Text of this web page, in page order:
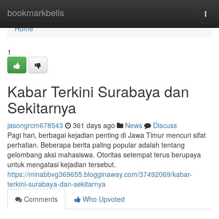
bookmarkbells
Home
Home
1
Kabar Terkini Surabaya dan
Sekitarnya
jasongrcm678543 361 days ago News
Discuss
Pagi hari, berbagai kejadian penting di Jawa Timur mencuri sifat
perhatian. Beberapa berita paling popular adalah tentang
gelombang aksi mahasiswa. Otoritas setempat terus berupaya
untuk mengatasi kejadian tersebut.
https://minabbvg369655.blogginaway.com/37492069/kabar-
terkini-surabaya-dan-sekitarnya
Comments
Who Upvoted